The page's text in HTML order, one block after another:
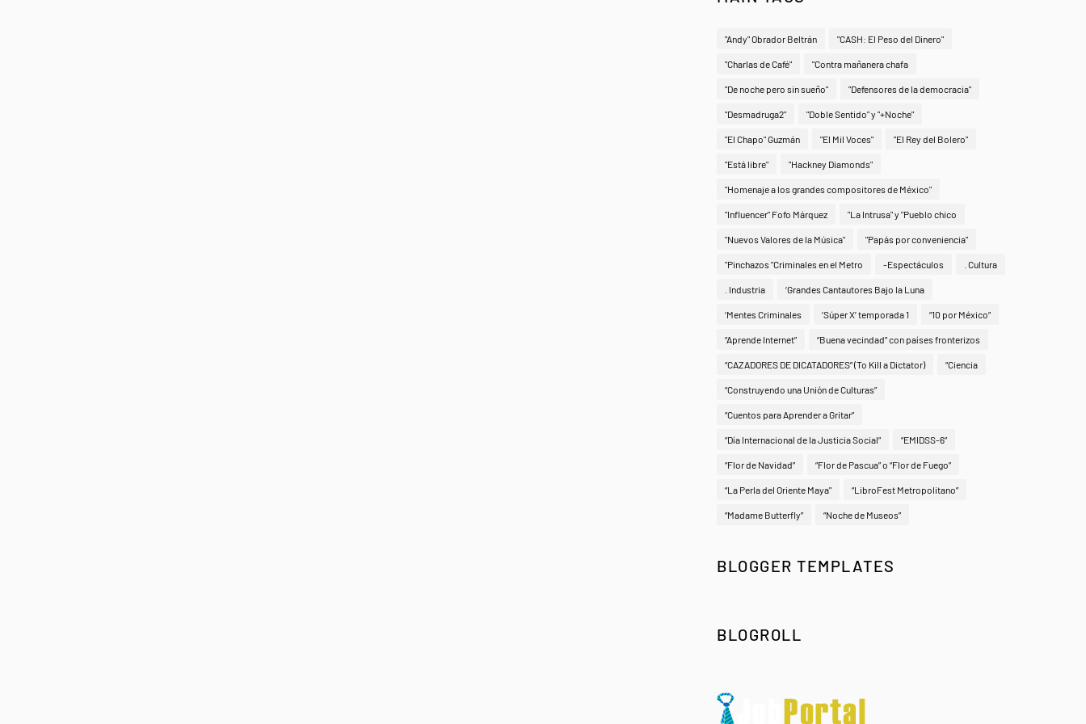
"Andy" Obrador Beltrán "CASH: El Peso del Dinero"
"Charlas de Café" "Contra mañanera chafa
"De noche pero sin sueño" "Defensores de la democracia"
"Desmadruga2" "Doble Sentido" y "+Noche"
"El Chapo" Guzmán "El Mil Voces" "El Rey del Bolero"
"Está libre" "Hackney Diamonds"
"Homenaje a los grandes compositores de México"
"Influencer" Fofo Márquez "La Intrusa" y "Pueblo chico
"Nuevos Valores de la Música" "Papás por conveniencia"
"Pinchazos "Criminales en el Metro -Espectáculos . Cultura
. Industria ‘Grandes Cantautores Bajo la Luna
‘Mentes Criminales ‘Súper X’ temporada 1 “10 por México”
“Aprende Internet” “Buena vecindad” con países fronterizos
“CAZADORES DE DICATADORES” (To Kill a Dictator) “Ciencia
“Construyendo una Unión de Culturas”
“Cuentos para Aprender a Gritar”
“Día Internacional de la Justicia Social” “EMIDSS-6”
“Flor de Navidad” “Flor de Pascua” o “Flor de Fuego”
“La Perla del Oriente Maya" “LibroFest Metropolitano”
“Madame Butterfly” “Noche de Museos”
BLOGGER TEMPLATES
BLOGROLL